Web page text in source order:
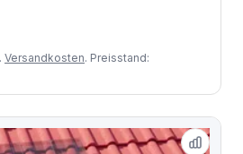
Versandkosten. Preisstand: